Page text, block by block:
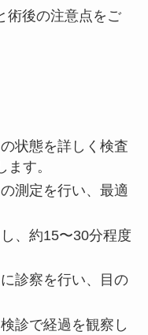
術後の注意点をご
状態を詳しく検査
す。
測定を行い、最適
、約15〜30分程度
診察を行い、目の
診で経過を観察し